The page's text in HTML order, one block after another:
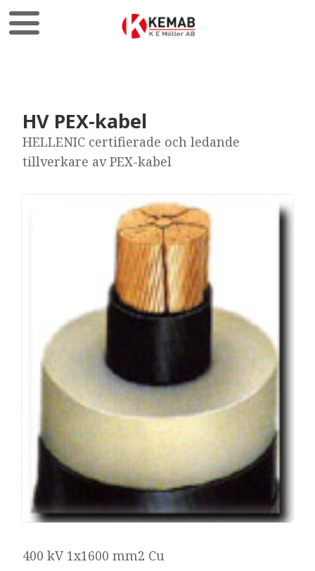
HV PEX-kabel
HELLENIC certifierade och ledande
tillverkare av PEX-kabel
400 kV 1x1600 mm2 Cu